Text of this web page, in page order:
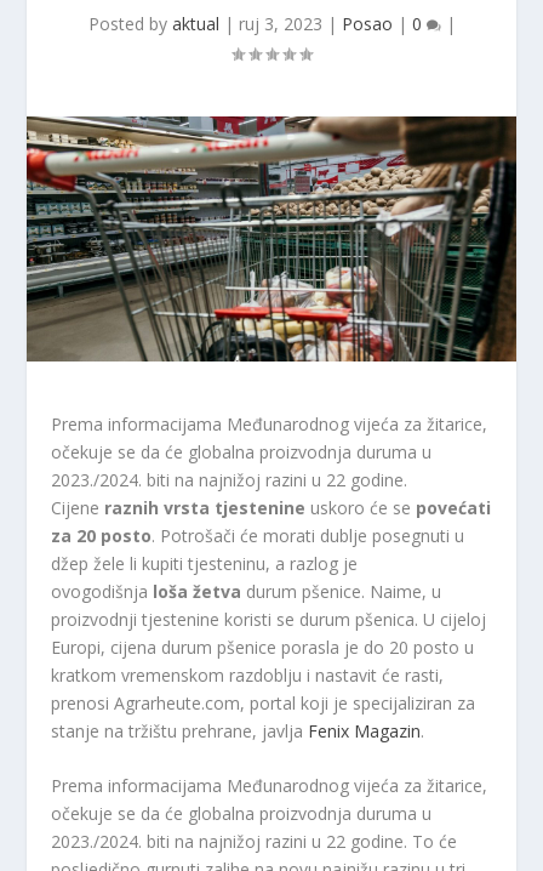
Posted by aktual | ruj 3, 2023 | Posao | 0 |
Prema informacijama Međunarodnog vijeća za žitarice,
očekuje se da će globalna proizvodnja duruma u
2023./2024. biti na najnižoj razini u 22 godine.
Cijene raznih vrsta tjestenine uskoro će se povećati
za 20 posto. Potrošači će morati dublje posegnuti u
džep žele li kupiti tjesteninu, a razlog je
ovogodišnja loša žetva durum pšenice. Naime, u
proizvodnji tjestenine koristi se durum pšenica. U cijeloj
Europi, cijena durum pšenice porasla je do 20 posto u
kratkom vremenskom razdoblju i nastavit će rasti,
prenosi Agrarheute.com, portal koji je specijaliziran za
stanje na tržištu prehrane, javlja Fenix Magazin.
Prema informacijama Međunarodnog vijeća za žitarice,
očekuje se da će globalna proizvodnja duruma u
2023./2024. biti na najnižoj razini u 22 godine. To će